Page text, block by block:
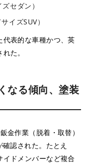
セダン）
イズSUV）
表的な車種かつ、英
た。
なる傾向、塗装
金作業（脱着・取替）
認された。たとえ
ドメンバーなど複合